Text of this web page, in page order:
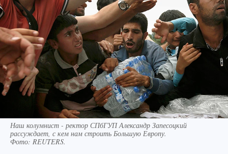
Наш колумнист - ректор СПбГУП Александр Запесоцкий
рассуждает, с кем нам строить Большую Европу.
Фото: REUTERS.